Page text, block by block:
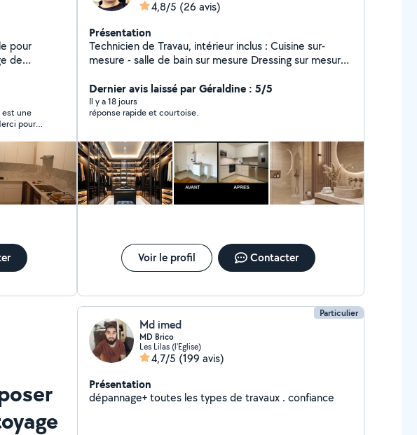
pour
de
est une
pour
4,8/5 (26 avis)
Présentation
Technicien de Travau, intérieur inclus : Cuisine sur-
mesure - salle de bain sur mesure Dressing sur mesure
menuiserie - Électricité etc.
Dernier avis laissé par Géraldine : 5/5
Il y a 18 jours
réponse rapide et courtoise.
Voir le profil Contacter
Particulier
Md imed
MD Brico
Les Lilas (l'Eglise)
4,7/5 (199 avis)
Présentation
dépannage+ toutes les types de travaux . confiance